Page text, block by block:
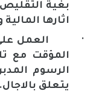
بغية التقليص
اثارها
·
العمل
المؤقت مع
الرسوم
يتعلق بالاجال.